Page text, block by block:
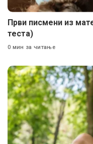
Први писмени из
теста)
0 мин за читање